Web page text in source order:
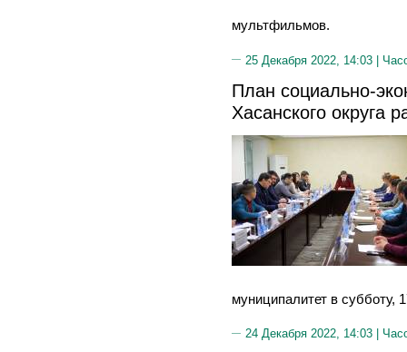
мультфильмов.
25 Декабря 2022, 14:03 |
План социально-
Хасанского округа
муниципалитет в субботу,
24 Декабря 2022, 14:03 |